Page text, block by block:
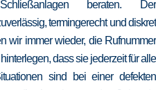
beraten. Der
termingerecht und diskret
wir immer wieder, die Rufnummer
dass sie jederzeit für alle
sind bei einer defekten